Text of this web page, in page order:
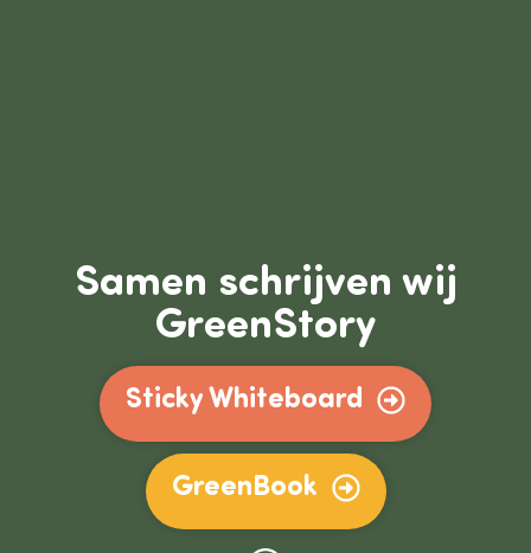
Samen schrijven wij
GreenStory
Sticky Whiteboard
GreenBook